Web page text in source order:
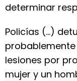
determinar
Policías (...)
lesiones por
mujer y un